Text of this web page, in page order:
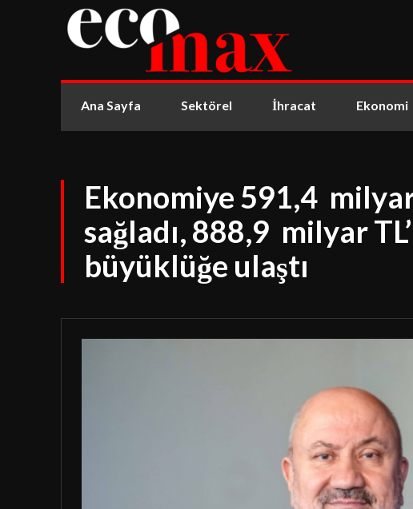
Ana Sayfa Sektörel İhracat Ekonomi
Ekonomiye 591,4
sağladı, 888,9 milyar
büyüklüğe ulaştı